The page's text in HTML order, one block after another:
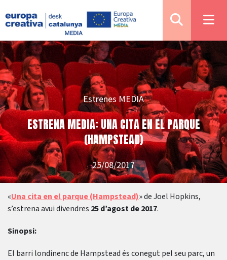
Estrenes MEDIA
ESTRENA MEDIA: UNA CITA EN EL PARQUE
(HAMPSTEAD)
25/08/2017
«Una cita en el parque (Hampstead)» de Joel Hopkins,
s’estrena avui divendres 25 d’agost de 2017.
Sinopsi:
El barri londinenc de Hampstead és conegut pel seu parc, un